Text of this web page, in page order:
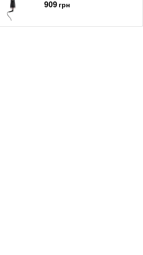
909 грн